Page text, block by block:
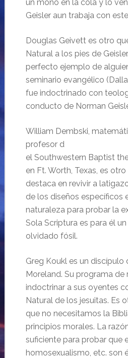
un moño en la cola y lo
Geisler aun trabaja con
Douglas Geivett es otro
Natural a los pies de
perfecto ejemplo de
seminario evangélico
fue indoctrinado con
conducto de Norman
William Dembski,
profesor d
el Southwestern Baptist
en Ft. Worth, Texas, es
destaca en revivir a
de los diseños específicos
naturaleza para probar la
Sola Scriptura es para él
olvidado fósil.
Greg Koukl es un discípulo
Moreland. Su programa de
indoctrinar a sus oyentes
Natural de los jesuitas. Es
que no necesitamos la
principios morales. La
suficiente para probar que
homosexualismo, etc. son